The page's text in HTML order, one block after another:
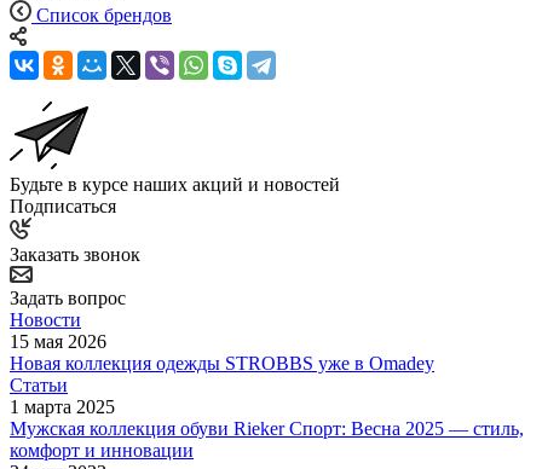
Список брендов
Будьте в курсе наших акций и новостей
Подписаться
Заказать звонок
Задать вопрос
Новости
15 мая 2026
Новая коллекция одежды STROBBS уже в Omadey
Статьи
1 марта 2025
Мужская коллекция обуви Rieker Спорт: Весна 2025 — стиль,
комфорт и инновации